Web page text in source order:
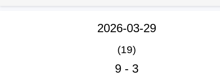
2026-03-29
(19)
9 - 3